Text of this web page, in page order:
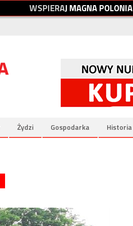
WSPIERAJMAGNAPOLONIA
Żydzi Gospodarka Historia